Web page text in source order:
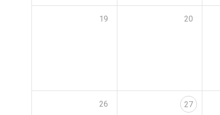
19 20
26 27